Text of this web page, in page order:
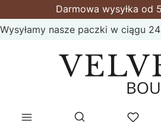
Darmowa wysyłka od
Wysyłamy nasze paczki w ciągu
Otwórz wyszukiwarkę